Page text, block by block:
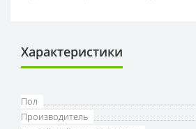
Характеристики
Пол
Производитель